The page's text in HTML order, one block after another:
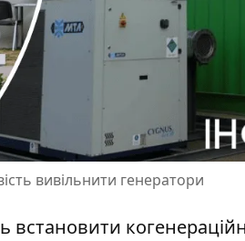
вивільнити генератори
встановити